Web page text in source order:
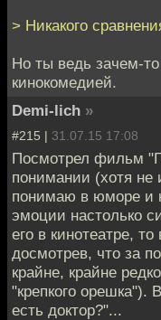
> Никакого
Но ты ведь зачем-
кинокомедией.
Demi-lich »
#215 | 31.07.15 17:08
Посмотрел фильм
понимании (хотя не
понимаю в юморе и
эмоции настолько
его в кинотеатре,
досмотрев, что за
крайне, крайне
"крепкого орешка").
есть доктор?"...